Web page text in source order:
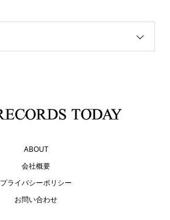
ABOUT
会社概要
プライバシーポリシー
お問い合わせ